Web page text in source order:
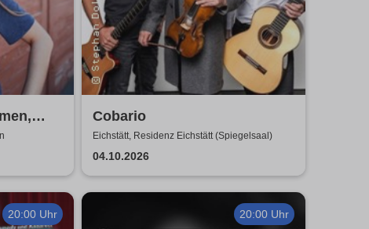
Cobario
Eichstätt, Residenz Eichstätt (Spiegelsaal)
04.10.2026
20:00 Uhr 20:00 Uhr